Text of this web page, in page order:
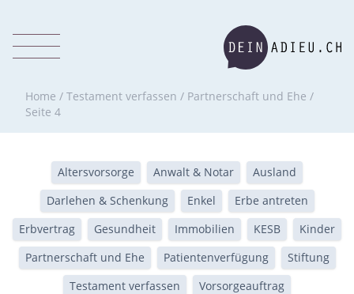
Home / Testament verfassen / Partnerschaft und Ehe /
Seite 4
Altersvorsorge Anwalt & Notar
Ausland
Darlehen & Schenkung
Enkel
Erbe antreten
Erbvertrag
Gesundheit Immobilien KESB
Kinder
Partnerschaft und Ehe
Patientenverfügung
Stiftung
Testament verfassen
Vorsorgeauftrag